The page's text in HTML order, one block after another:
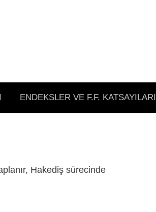
ENDEKSLER VE F.F. KATSAYILARI
Hakediş sürecinde